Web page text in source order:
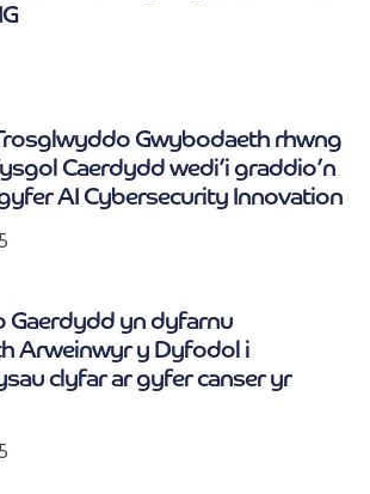
Gwybodaeth rhwng
Caerdydd wedi’i graddio’n
gyfer AI Cybersecurity Innovation
Gaerdydd yn dyfarnu
Arweinwyr y Dyfodol i
clyfar ar gyfer canser yr